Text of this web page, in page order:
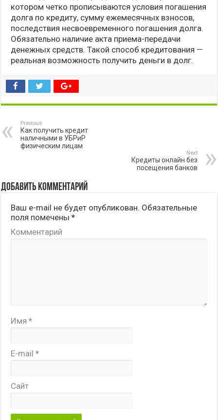
котором четко прописываются условия погашения
долга по кредиту, сумму ежемесячных взносов,
последствия несвоевременного погашения долга.
Обязательно наличие акта приема-передачи
денежных средств. Такой способ кредитования —
реальная возможность получить деньги в долг.
Previous
Как получить кредит
наличными в УБРиР
физическим лицам
Next
Кредиты онлайн без
посещения банков
Добавить комментарий
Ваш e-mail не будет опубликован. Обязательные
поля помечены*
Комментарий
Имя*
E-mail*
Сайт